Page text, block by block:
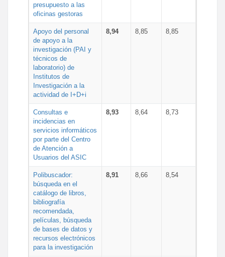
presupuesto a las
oficinas gestoras
Apoyo del personal
de apoyo a la
investigación (PAI y
técnicos de
laboratorio) de
Institutos de
Investigación a la
actividad de I+D+i
8,94 8,85 8,85
Consultas e
incidencias en
servicios informáticos
por parte del Centro
de Atención a
Usuarios del ASIC
8,93 8,64 8,73
Polibuscador:
búsqueda en el
catálogo de libros,
bibliografía
recomendada,
películas, búsqueda
de bases de datos y
recursos electrónicos
para la investigación
8,91 8,66 8,54